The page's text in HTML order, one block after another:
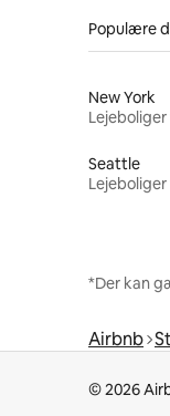
Populære
New York
Seattle
*Der kan
Airbnb
© 2026